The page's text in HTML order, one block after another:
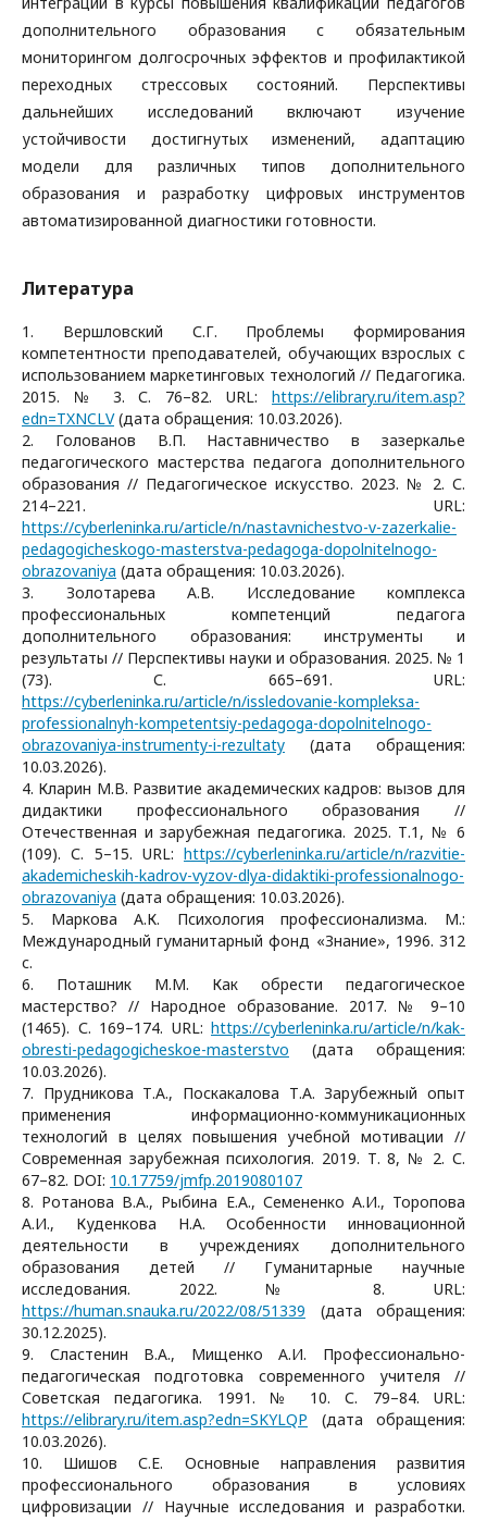
дополнительного образования с обязательным
мониторингом долгосрочных эффектов и профилактикой
переходных стрессовых состояний. Перспективы
дальнейших исследований включают изучение
устойчивости достигнутых изменений, адаптацию
модели для различных типов дополнительного
образования и разработку цифровых инструментов
автоматизированной диагностики готовности.
Литература
1. Вершловский С.Г. Проблемы формирования
компетентности преподавателей, обучающих взрослых с
использованием маркетинговых технологий // Педагогика.
2015. № 3. С. 76–82. URL: https://elibrary.ru/item.asp?
edn=TXNCLV(дата обращения: 10.03.2026).
2. Голованов В.П. Наставничество в зазеркалье
педагогического мастерства педагога дополнительного
образования // Педагогическое искусство. 2023. № 2. С.
214–221. URL:
https://cyberleninka.ru/article/n/nastavnichestvo-v-zazerkalie-
pedagogicheskogo-masterstva-pedagoga-dopolnitelnogo-
obrazovaniya (дата обращения: 10.03.2026).
3. Золотарева А.В. Исследование комплекса
профессиональных компетенций педагога
дополнительного образования: инструменты и
результаты // Перспективы науки и образования. 2025. № 1
(73). С. 665–691. URL:
https://cyberleninka.ru/article/n/issledovanie-kompleksa-
professionalnyh-kompetentsiy-pedagoga-dopolnitelnogo-
obrazovaniya-instrumenty-i-rezultaty (дата обращения:
10.03.2026).
4. Кларин М.В. Развитие академических кадров: вызов для
дидактики профессионального образования //
Отечественная и зарубежная педагогика. 2025. Т.1, № 6
(109). С. 5–15. URL: https://cyberleninka.ru/article/n/razvitie-
akademicheskih-kadrov-vyzov-dlya-didaktiki-professionalnogo-
obrazovaniya (дата обращения: 10.03.2026).
5. Маркова А.К. Психология профессионализма. М.:
Международный гуманитарный фонд «Знание», 1996. 312
с.
6. Поташник М.М. Как обрести педагогическое
мастерство? // Народное образование. 2017. № 9–10
(1465). С. 169–174. URL: https://cyberleninka.ru/article/n/kak-
obresti-pedagogicheskoe-masterstvo (дата обращения:
10.03.2026).
7. Прудникова Т.А., Поскакалова Т.А. Зарубежный опыт
применения информационно-коммуникационных
технологий в целях повышения учебной мотивации //
Современная зарубежная психология. 2019. Т. 8, № 2. С.
67–82. DOI: 10.17759/jmfp.2019080107
8. Ротанова В.А., Рыбина Е.А., Семененко А.И., Торопова
А.И., Куденкова Н.А. Особенности инновационной
деятельности в учреждениях дополнительного
образования детей // Гуманитарные научные
исследования. 2022. № 8. URL:
https://human.snauka.ru/2022/08/51339 (дата обращения:
30.12.2025).
9. Сластенин В.А., Мищенко А.И. Профессионально-
педагогическая подготовка современного учителя //
Советская педагогика. 1991. № 10. С. 79–84. URL:
https://elibrary.ru/item.asp?edn=SKYLQP (дата обращения:
10.03.2026).
10. Шишов С.Е. Основные направления развития
профессионального образования в условиях
цифровизации // Научные исследования и разработки.